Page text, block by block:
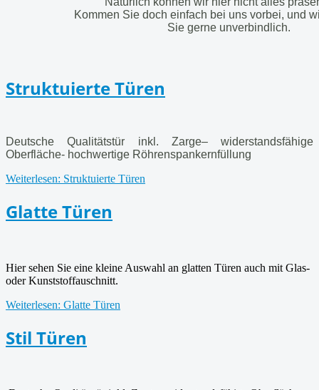
Kommen Sie doch einfach bei uns vorbei, und
Sie gerne unverbindlich.
Struktuierte Türen
Deutsche Qualitätstür inkl. Zarge– widerstandsfähige
Oberfläche- hochwertige Röhrenspankernfüllung
Weiterlesen: Struktuierte Türen
Glatte Türen
Hier sehen Sie eine kleine Auswahl an glatten Türen auch mit Glas-
oder Kunststoffauschnitt.
Weiterlesen: Glatte Türen
Stil Türen